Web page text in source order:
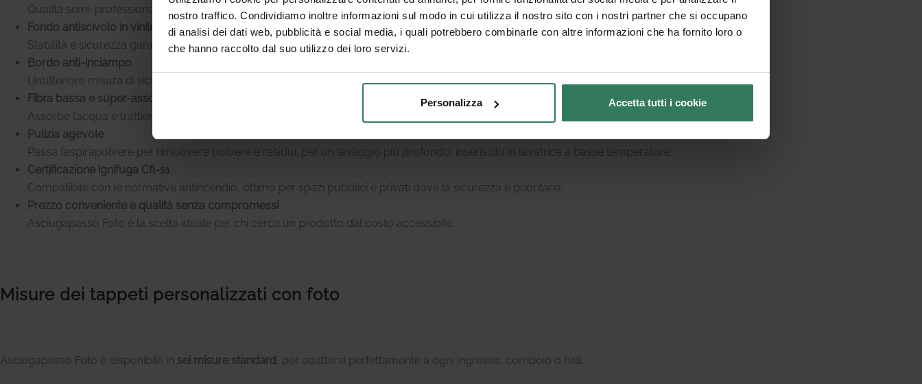
nostro traffico. Condividiamo inoltre informazioni sul modo in cui utilizza il nostro sito con i nostri partner che si occupano
di analisi dei dati web, pubblicità e social media, i quali potrebbero combinarle con altre informazioni che ha fornito loro o
che hanno raccolto dal suo utilizzo dei loro servizi.
Personalizza Accetta tutti i cookie
Qualità semi-professionale per un prodotto che resiste anche al calpestio frequente.
Fondo antiscivolo in vinile al 100%
Stabilità e sicurezza garantite anche in ambienti a elevato traffico.
Bordo anti-inciampo
Un’ulteriore misura di sicurezza, ideale per contesti commerciali, uffici e abitazioni con bambini o anziani.
Fibra bassa e super-assorbente
Assorbe l’acqua e trattiene lo sporco, evitando scivolamenti e mantenendo il pavimento asciutto.
Pulizia agevole
Passa l’aspirapolvere per rimuovere polvere e residui; per un lavaggio più profondo, inseriscilo in lavatrice a basse temperature.
Certificazione ignifuga Cfl-s1
Compatibile con le normative antincendio, ottimo per spazi pubblici e privati dove la sicurezza è prioritaria.
Prezzo conveniente e qualità senza compromessi
Asciugapasso Foto è la scelta ideale per chi cerca un prodotto dal costo accessibile.
Misure dei tappeti personalizzati con foto
Asciugapasso Foto è disponibile in sei misure standard , per adattarsi perfettamente a ogni ingresso, corridoio o hall: